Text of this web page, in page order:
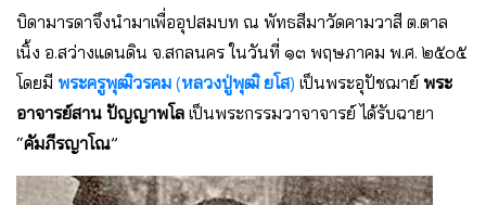
บิดามารดาจึงนํามาเพื่ออุปสมบท ณ พัทธสีมาวัดคามวาสี ต.ตาล
เนิ้ง อ.สว่างแดนดิน จ.สกลนคร ในวันที่ ๑๓ พฤษภาคม พ.ศ. ๒๕๐๕
โดยมี พระครูพุฒิวรคม (หลวงปู่พุฒิ ยโส) เป็นพระอุปัชฌาย์ พระ
อาจารย์สาน ปัญญาพโล เป็นพระกรรมวาจาจารย์ ได้รับฉายา
“คัมภีรญาโณ”